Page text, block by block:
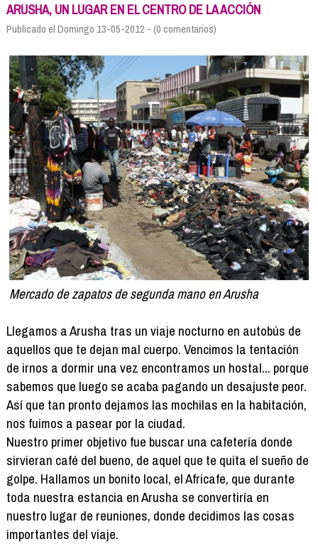
Info viajeros
ARUSHA, UN LUGAR EN EL CENTRO DE LA ACCIÓN
Publicado el Domingo 13-05-2012 - (0 comentarios)
Mercado de zapatos de segunda mano en Arusha
Llegamos a Arusha tras un viaje nocturno en autobús de
aquellos que te dejan mal cuerpo. Vencimos la tentación
de irnos a dormir una vez encontramos un hostal... porque
sabemos que luego se acaba pagando un desajuste peor.
Así que tan pronto dejamos las mochilas en la habitación,
nos fuimos a pasear por la ciudad.
Nuestro primer objetivo fue buscar una cafetería donde
sirvieran café del bueno, de aquel que te quita el sueño de
golpe. Hallamos un bonito local, el Africafe, que durante
toda nuestra estancia en Arusha se convertiría en
nuestro lugar de reuniones, donde decidimos las cosas
importantes del viaje.